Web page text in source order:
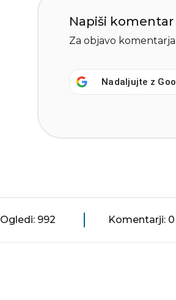
Napiši komentar
Za objavo
Nadaljujte z
Ogledi: 992 Komentarji: 0